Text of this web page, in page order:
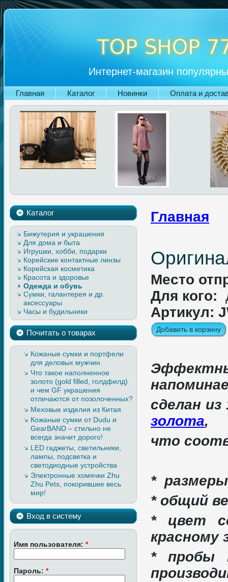
Интернет-магазин
Главная Каталог Новинки Оплата и
Каталог
Бижутерия и украшения
Для дома и быта
Игрушки, хобби, подарки
Корейские контактные линзы
Корейская косметика
Красота и здоровье
Одежда и обувь
Верхняя одежда, изделия из
кожи и меха
Легкая одежда
Обувь
Сумки, галантерея и др.
аксессуары
Часы и будильники
Почитать о товарах
Кожаные сумки и портфели
для деловых мужчин
Что такое наполненное
золото (gold filled, голдфилд)
и чем GF украшения
отличаются от позолоченных?
Меховые изделия из Китая
Кожаные сумки от Dudu и
GearBAND – cтильно не
всегда значит дорого!
LED гаджеты, светильники,
лампы, подсветка и
светодиодные устройства
Электронные хомячки Zhu
Zhu Pets, покорившие весь
мир!
Вход в систему
Имя пользователя: *
Пароль: *
Главная
Место
Для кого:
Артикул:
сделан
золота,
что
*
* общий
* цвет
* пробы